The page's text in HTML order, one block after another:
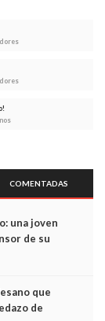
COMENTADAS
una joven
de su
minutos
que
de